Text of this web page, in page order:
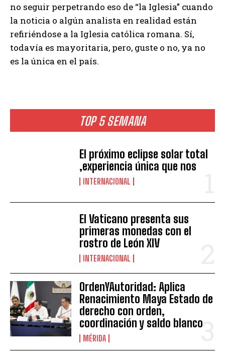
TOP 5 SEMANA
El próximo eclipse solar total
,experiencia única que nos
INTERNACIONAL
El Vaticano presenta sus
primeras monedas con el
rostro de León XIV
INTERNACIONAL
OrdenYAutoridad: Aplica
Renacimiento Maya Estado de
derecho con orden,
coordinación y saldo blanco
MÉRIDA
no seguir perpetrando eso de “la Iglesia” cuando
la noticia o algún analista en realidad están
refiriéndose a la Iglesia católica romana. Sí,
todavía es mayoritaria, pero, guste o no, ya no
es la única en el país.